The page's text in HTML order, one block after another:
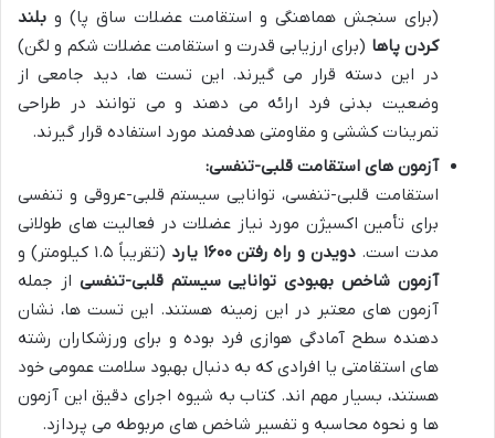
(برای سنجش هماهنگی و استقامت عضلات ساق پا) و بلند
کردن پاها (برای ارزیابی قدرت و استقامت عضلات شکم و لگن)
در این دسته قرار می گیرند. این تست ها، دید جامعی از
وضعیت بدنی فرد ارائه می دهند و می توانند در طراحی
تمرینات کششی و مقاومتی هدفمند مورد استفاده قرار گیرند.
آزمون های استقامت قلبی-تنفسی:
استقامت قلبی-تنفسی، توانایی سیستم قلبی-عروقی و تنفسی
برای تأمین اکسیژن مورد نیاز عضلات در فعالیت های طولانی
مدت است. دویدن و راه رفتن ۱۶۰۰ یارد
(تقریباً ۱.۵ کیلومتر) و
آزمون شاخص بهبودی توانایی سیستم قلبی-تنفسی از جمله
آزمون های معتبر در این زمینه هستند. این تست ها، نشان
دهنده سطح آمادگی هوازی فرد بوده و برای ورزشکاران رشته
های استقامتی یا افرادی که به دنبال بهبود سلامت عمومی خود
هستند، بسیار مهم اند. کتاب به شیوه اجرای دقیق این آزمون
ها و نحوه محاسبه و تفسیر شاخص های مربوطه می پردازد.